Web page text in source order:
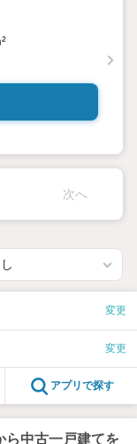
次へ
変更
変更
アプリで探す
ら中古一戸建てを